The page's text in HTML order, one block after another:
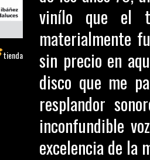
tienda
vinílo que el
materialmente
sin precio en
disco que me
resplandor
inconfundible
excelencia de la